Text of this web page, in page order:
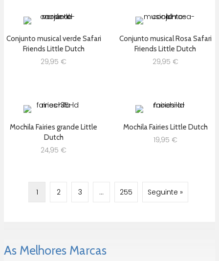
Conjunto musical verde Safari
Friends Little Dutch
29,95 €
Conjunto musical Rosa Safari
Friends Little Dutch
29,95 €
Mochila Fairies grande Little
Dutch
24,95 €
Mochila Fairies Little Dutch
19,95 €
1 2 3 … 255 Seguinte »
As Melhores Marcas